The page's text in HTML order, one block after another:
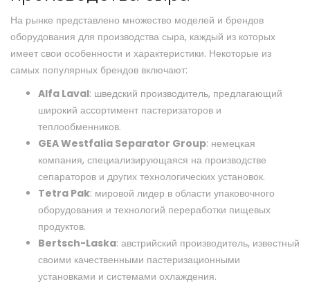
На рынке представлено множество моделей и брендов
оборудования для производства сыра, каждый из которых
имеет свои особенности и характеристики. Некоторые из
самых популярных брендов включают:
Alfa Laval: шведский производитель, предлагающий
широкий ассортимент пастеризаторов и
теплообменников.
GEA Westfalia Separator Group: немецкая
компания, специализирующаяся на производстве
сепараторов и других технологических установок.
Tetra Pak: мировой лидер в области упаковочного
оборудования и технологий переработки пищевых
продуктов.
Bertsch-Laska: австрийский производитель, известный
своими качественными пастеризационными
установками и системами охлаждения.